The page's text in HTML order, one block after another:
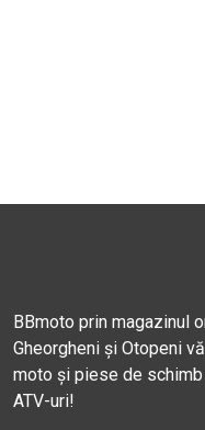
BBmoto prin magazinul
Gheorgheni și Otopeni
moto și piese de
ATV-uri!